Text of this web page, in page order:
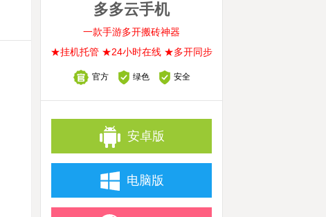
多多云手机
一款手游多开搬砖神器
★挂机托管 ★24小时在线 ★多开同步
官方 绿色 安全
安卓版
电脑版